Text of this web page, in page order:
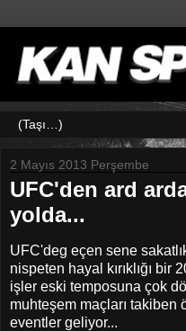
2 Mayıs 2013 Perşembe
UFC'den ard
yolda...
UFC'deg eçen sene
nispeten hayal kırıklığı bir
işler eski temposuna çok
muhteşem maçları takiben
eventler geliyor...